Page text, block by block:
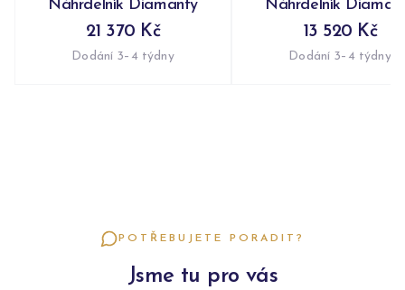
Náhrdelník Diamanty
21 370 Kč
Dodání 3–4 týdny
Náhrdelník
13 520 Kč
Dodání 3–4 týdny
POTŘEBUJETE PORADIT?
Jsme tu pro vás